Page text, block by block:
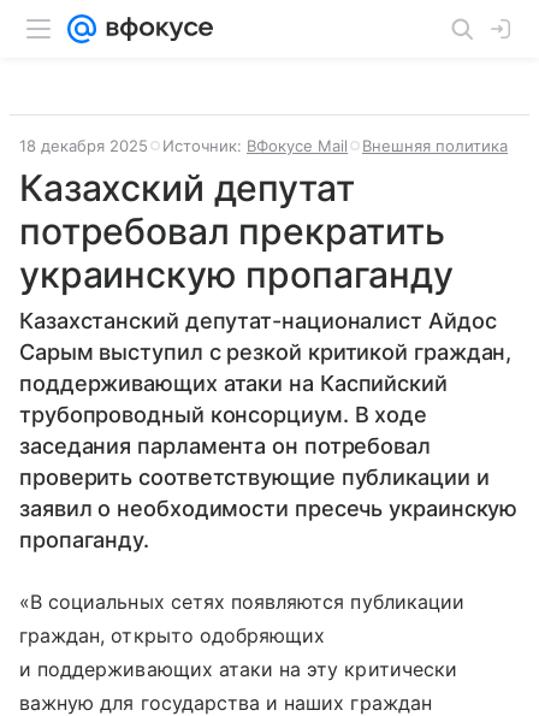
18 декабря 2025 Источник: ВФокусе Mail Внешняя политика
Казахский депутат
потребовал прекратить
украинскую пропаганду
Казахстанский депутат-националист Айдос
Сарым выступил с резкой критикой граждан,
поддерживающих атаки на Каспийский
трубопроводный консорциум. В ходе
заседания парламента он потребовал
проверить соответствующие публикации и
заявил о необходимости пресечь украинскую
пропаганду.
«В социальных сетях появляются публикации
граждан, открыто одобряющих
и поддерживающих атаки на эту критически
важную для государства и наших граждан